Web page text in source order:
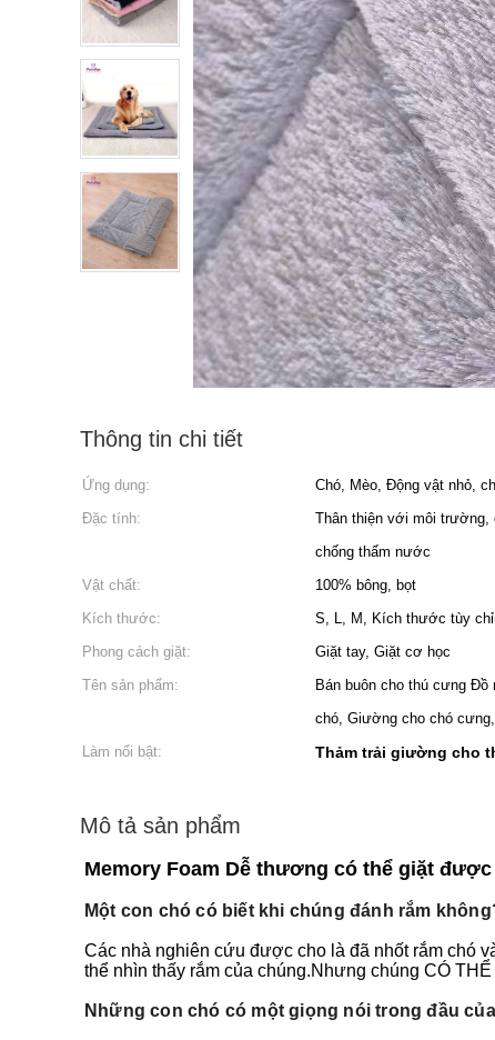
Thông tin chi tiết
Ứng dụng: Chó, Mèo, Động vật nhỏ,
Đặc tính:
Thân thiện với môi trường,
chống thấm nước
Vật chất: 100% bông, bọt
Kích thước:
S, L, M, Kích thước tùy
Phong cách giặt:
Giặt tay, Giặt cơ học
Tên sản phẩm:
Bán buôn cho thú cưng
chó, Giường cho chó
Làm nổi bật:
Thảm trải giường cho
Mô tả sản phẩm
Memory Foam Dễ thương có thể giặt
Một con chó có biết khi chúng đánh rắm
Các nhà nghiên cứu được cho là đã nhốt rắm chó
thể nhìn thấy rắm của chúng.Nhưng chúng CÓ
Những con chó có một giọng nói trong đầu